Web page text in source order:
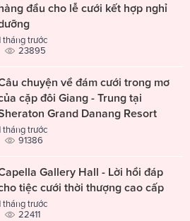
đầu cho lễ cưới kết hợp nghỉ
tháng trước
23895
chuyện về đám cưới trong mơ
cặp đôi Giang - Trung tại
Grand Danang Resort
tháng trước
91386
Gallery Hall - Lời hồi đáp
tiệc cưới thời thượng cao cấp
tháng trước
22411